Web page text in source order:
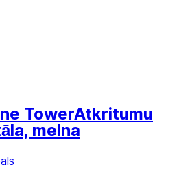
TowerAtkritumu
melna